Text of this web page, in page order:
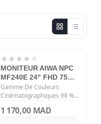
★ ★ ★ ★ ★
MONITEUR AIWA NPC
MF240E 24" FHD 75HZ
WLED
Gamme De Couleurs
Cinématographiques 98 %
présenter plus de couleurs
1 170,00 MAD